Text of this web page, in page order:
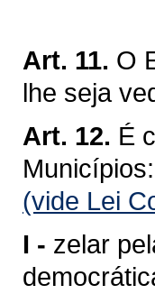
Art. 11. O
lhe seja
Art. 12. É
Municípios:
(vide Lei
I - zelar